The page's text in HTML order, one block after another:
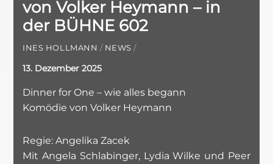
von Volker Heymann – in
der BÜHNE 602
INES HOLLMANN / NEWS /
13. Dezember 2025
Dinner for One – wie alles begann
Komödie von Volker Heymann
Regie: Angelika Zacek
Mit Angela Schlabinger, Lydia Wilke und Peer